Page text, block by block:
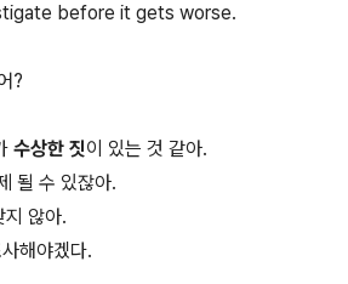
before it gets worse.
?
수상한 짓이 있는 것 같아.
될 수 있잖아.
지 않아.
해야겠다.